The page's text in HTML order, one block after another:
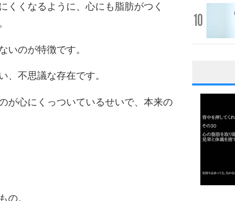
くくなるように、心にも脂肪がつく
いのが特徴です。
、不思議な存在です。
が心にくっついているせいで、本来の
の。
10
1
3